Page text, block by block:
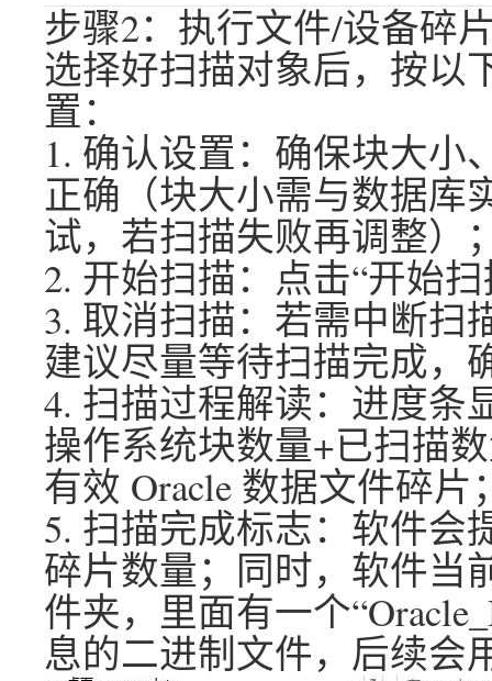
步骤2：执行文件/设备碎
选择好扫描对象后，按以
置：
1. 确认设置：确保块大小
正确（块大小需与数据库
试，若扫描失败再调整）
2. 开始扫描：点击“开始
3. 取消扫描：若需中断扫
建议尽量等待扫描完成，
4. 扫描过程解读：进度条
操作系统块数量+已扫描
有效 Oracle 数据文件碎片
5. 扫描完成标志：软件会
碎片数量；同时，软件当
件夹，里面有一个
息的二进制文件，后续会